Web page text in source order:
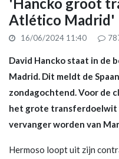
Atlético Madrid'
16/06/2024 11:40
David Hancko staat in de
Madrid. Dit meldt de
zondagochtend. Voor de
het grote transferdoelwit
vervanger worden van
Hermoso loopt uit zijn